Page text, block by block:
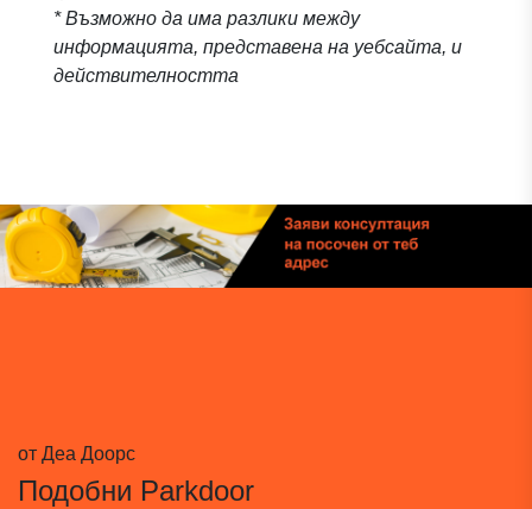
* Възможно да има разлики между
информацията, представена на уебсайта, и
действителността
от Деа Доорс
Подобни Parkdoor